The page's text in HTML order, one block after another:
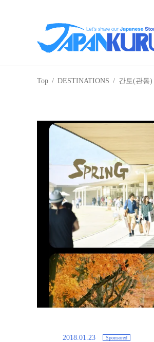
Top / DESTINATIONS / 간토(관동)
2018.01.23 Sponsored